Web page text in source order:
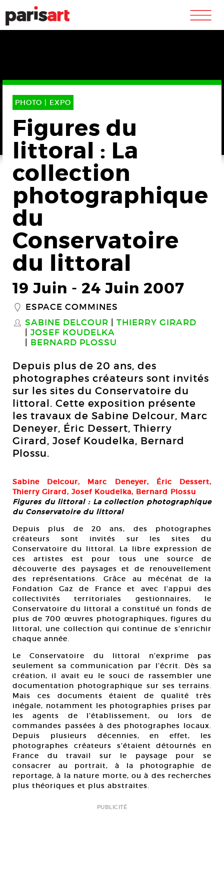
m
PHOTO | EXPO
Figures du
littoral : La
collection
photographique
du
Conservatoire
du littoral
19 Juin - 24 Juin 2007
_ ESPACE COMMINES
S SABINE DELCOUR
THIERRY GIRARD
JOSEF KOUDELKA
BERNARD PLOSSU
Depuis plus de 20 ans, des
photographes créateurs sont invités
sur les sites du Conservatoire du
littoral. Cette exposition présente
les travaux de Sabine Delcour, Marc
Deneyer, Éric Dessert, Thierry
Girard, Josef Koudelka, Bernard
Plossu.
Sabine Delcour, Marc Deneyer, Éric Dessert,
Thierry Girard, Josef Koudelka, Bernard Plossu
Figures du littoral : La collection photographique
du Conservatoire du littoral
Depuis plus de 20 ans, des photographes
créateurs sont invités sur les sites du
Conservatoire du littoral. La libre expression de
ces artistes est pour tous une source de
découverte des paysages et de renouvellement
des représentations. Grâce au mécénat de la
Fondation Gaz de France et avec l’appui des
collectivités territoriales gestionnaires, le
Conservatoire du littoral a constitué un fonds de
plus de 700 œuvres photographiques, figures du
littoral, une collection qui continue de s’enrichir
chaque année.
Le Conservatoire du littoral n’exprime pas
seulement sa communication par l’écrit. Dès sa
création, il avait eu le souci de rassembler une
documentation photographique sur ses terrains.
Mais ces documents étaient de qualité très
inégale, notamment les photographies prises par
les agents de l’établissement, ou lors de
commandes passées à des photographes locaux.
Depuis plusieurs décennies, en effet, les
photographes créateurs s’étaient détournés en
France du travail sur le paysage pour se
consacrer au portrait, à la photographie de
reportage, à la nature morte, ou à des recherches
plus théoriques et plus abstraites.
PUBLICITÉ